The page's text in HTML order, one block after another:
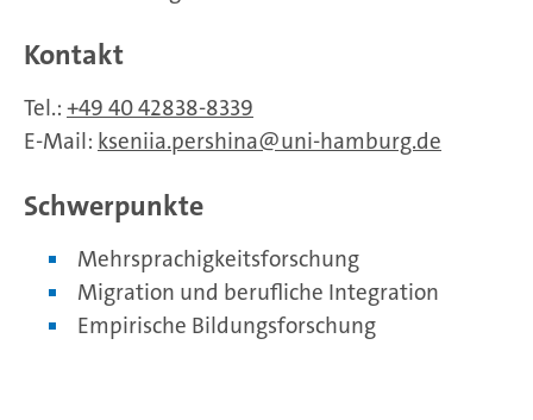
Kontakt
Tel.: +49 40 42838-8339
E-Mail: kseniia.pershina uni-hamburg.de
Schwerpunkte
Mehrsprachigkeitsforschung
Migration und berufliche Integration
Empirische Bildungsforschung